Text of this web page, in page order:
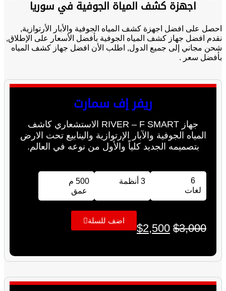
اجهزة كشف المياة الجوفية في سوريا
احصل على افضل اجهزة كشف المياه الجوفية والأبار الأرتوازية,
نقدم افضل جهاز كشف المياه الجوفية بأفضل الأسعار على الإطلاق,
شحن مجاني إلى جميع الدول, اطلب الأن افضل جهاز كشف المياه
بأفضل سعر .
ريفر إف سمارت
جهاز RIVER – F SMART الاستشعاري كاشف
المياه الجوفية والآبار الإرتوازية والينابيع تحت الارض
بتصميمه الجديد كلياً والأول من نوعه في العالم.
6
لغات
3 أنظمة
500 م
عمق
$3,000
$2,500
اضف للسلة